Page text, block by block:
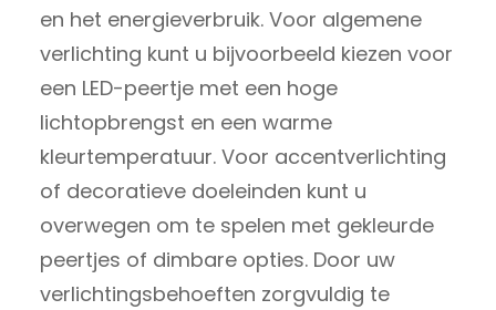
en het energieverbruik. Voor algemene
verlichting kunt u bijvoorbeeld kiezen voor
een LED-peertje met een hoge
lichtopbrengst en een warme
kleurtemperatuur. Voor accentverlichting
of decoratieve doeleinden kunt u
overwegen om te spelen met gekleurde
peertjes of dimbare opties. Door uw
verlichtingsbehoeften zorgvuldig te